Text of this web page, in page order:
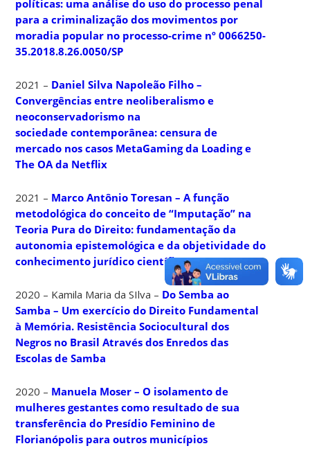
políticas: uma análise do uso do processo penal
para a criminalização dos movimentos por
moradia popular no processo-crime nº 0066250-
35.2018.8.26.0050/SP
2021 – Daniel Silva Napoleão Filho –
Convergências entre neoliberalismo e
neoconservadorismo na
sociedade contemporânea: censura de
mercado nos casos MetaGaming da Loading e
The OA da Netflix
2021 – Marco Antônio Toresan – A função
metodológica do conceito de “Imputação” na
Teoria Pura do Direito: fundamentação da
autonomia epistemológica e da objetividade do
conhecimento jurídico científico
2020 – Kamila Maria da SIlva – Do Semba ao
Samba – Um exercício do Direito Fundamental
à Memória. Resistência Sociocultural dos
Negros no Brasil Através dos Enredos das
Escolas de Samba
2020 – Manuela Moser – O isolamento de
mulheres gestantes como resultado de sua
transferência do Presídio Feminino de
Florianópolis para outros municípios